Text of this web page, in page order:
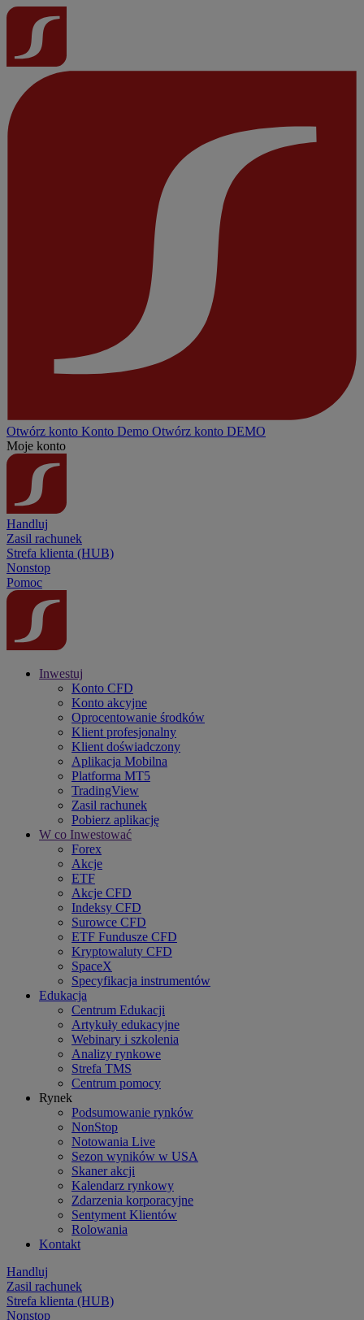
Otwórz konto Konto Demo Otwórz konto DEMO
Moje konto
Handluj
Zasil rachunek
Strefa klienta (HUB)
Nonstop
Pomoc
Inwestuj
Konto CFD
Konto akcyjne
Oprocentowanie środków
Klient profesjonalny
Klient doświadczony
Aplikacja Mobilna
Platforma MT5
TradingView
Zasil rachunek
Pobierz aplikację
W co Inwestować
Forex
Akcje
ETF
Akcje CFD
Indeksy CFD
Surowce CFD
ETF Fundusze CFD
Kryptowaluty CFD
SpaceX
Specyfikacja instrumentów
Edukacja
Centrum Edukacji
Artykuły edukacyjne
Webinary i szkolenia
Analizy rynkowe
Strefa TMS
Centrum pomocy
Rynek
Podsumowanie rynków
NonStop
Notowania Live
Sezon wyników w USA
Skaner akcji
Kalendarz rynkowy
Zdarzenia korporacyjne
Sentyment Klientów
Rolowania
Kontakt
Handluj
Zasil rachunek
Strefa klienta (HUB)
Nonstop